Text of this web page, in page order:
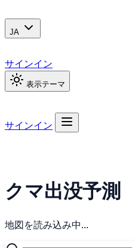
JA
サインイン
表示テーマ
サインイン
クマ出没予測
地図を読み込み中...